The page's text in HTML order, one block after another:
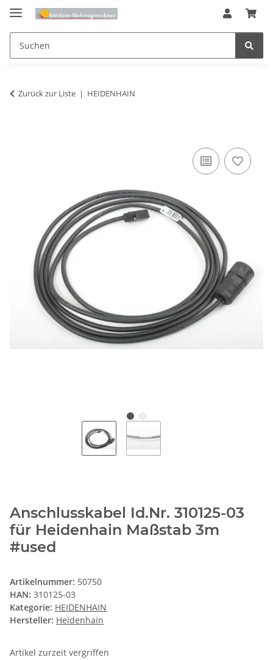
Zurück zur Liste HEIDENHAIN
Anschlusskabel Id.Nr. 310125-03
für Heidenhain Maßstab 3m
#used
Artikelnummer: 50750
HAN: 310125-03
Kategorie: HEIDENHAIN
Hersteller: Heidenhain
Artikel zurzeit vergriffen